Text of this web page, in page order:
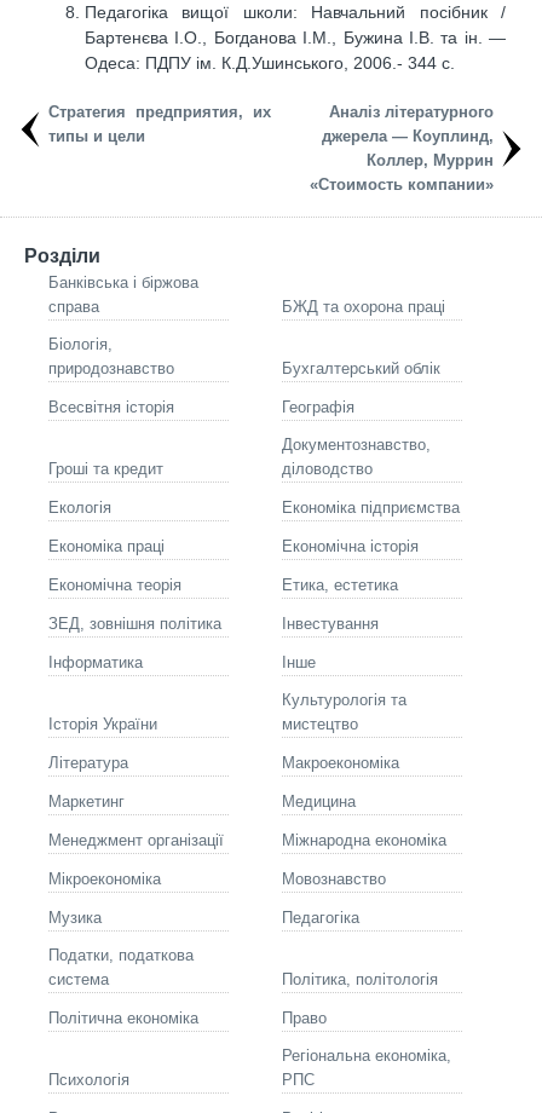
Педагогіка вищої школи: Навчальний посібник /
Бартенєва І.О., Богданова І.М., Бужина І.В. та ін. —
Одеса: ПДПУ ім. К.Д.Ушинського, 2006.- 344 с.
Стратегия предприятия, их
типы и цели
Аналіз літературного
джерела — Коуплинд,
Коллер, Муррин
«Стоимость компании»
Розділи
Банківська і біржова
справа
БЖД та охорона праці
Біологія,
природознавство
Бухгалтерський облік
Всесвітня історія Географія
Гроші та кредит
Документознавство,
діловодство
Екологія Економіка підприємства
Економіка праці Економічна історія
Економічна теорія Етика, естетика
ЗЕД, зовнішня політика Інвестування
Інформатика Інше
Історія України
Культурологія та
мистецтво
Літературa Макроекономіка
Маркетинг Медицина
Менеджмент організації Міжнародна економіка
Мікроекономіка Мовознавство
Музика Педагогіка
Податки, податкова
система
Політика, політологія
Політична економіка Право
Психологія
Регіональна економіка,
РПС